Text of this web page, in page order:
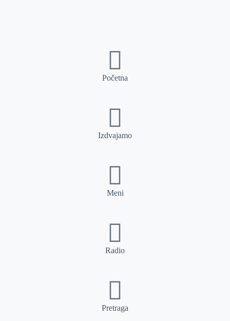
Početna
Izdvajamo
Meni
Radio
Pretraga